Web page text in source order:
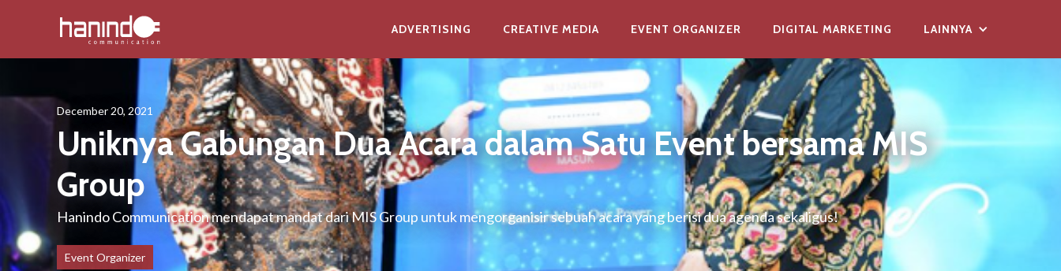
ADVERTISING CREATIVE MEDIA EVENT ORGANIZER DIGITAL MARKETING LAINNYA
December 20, 2021
Uniknya Gabungan Dua Acara dalam Satu Event bersama MIS
Group
Hanindo Communication mendapat mandat dari MIS Group untuk mengorganisir sebuah acara yang berisi dua agenda sekaligus!
Event Organizer